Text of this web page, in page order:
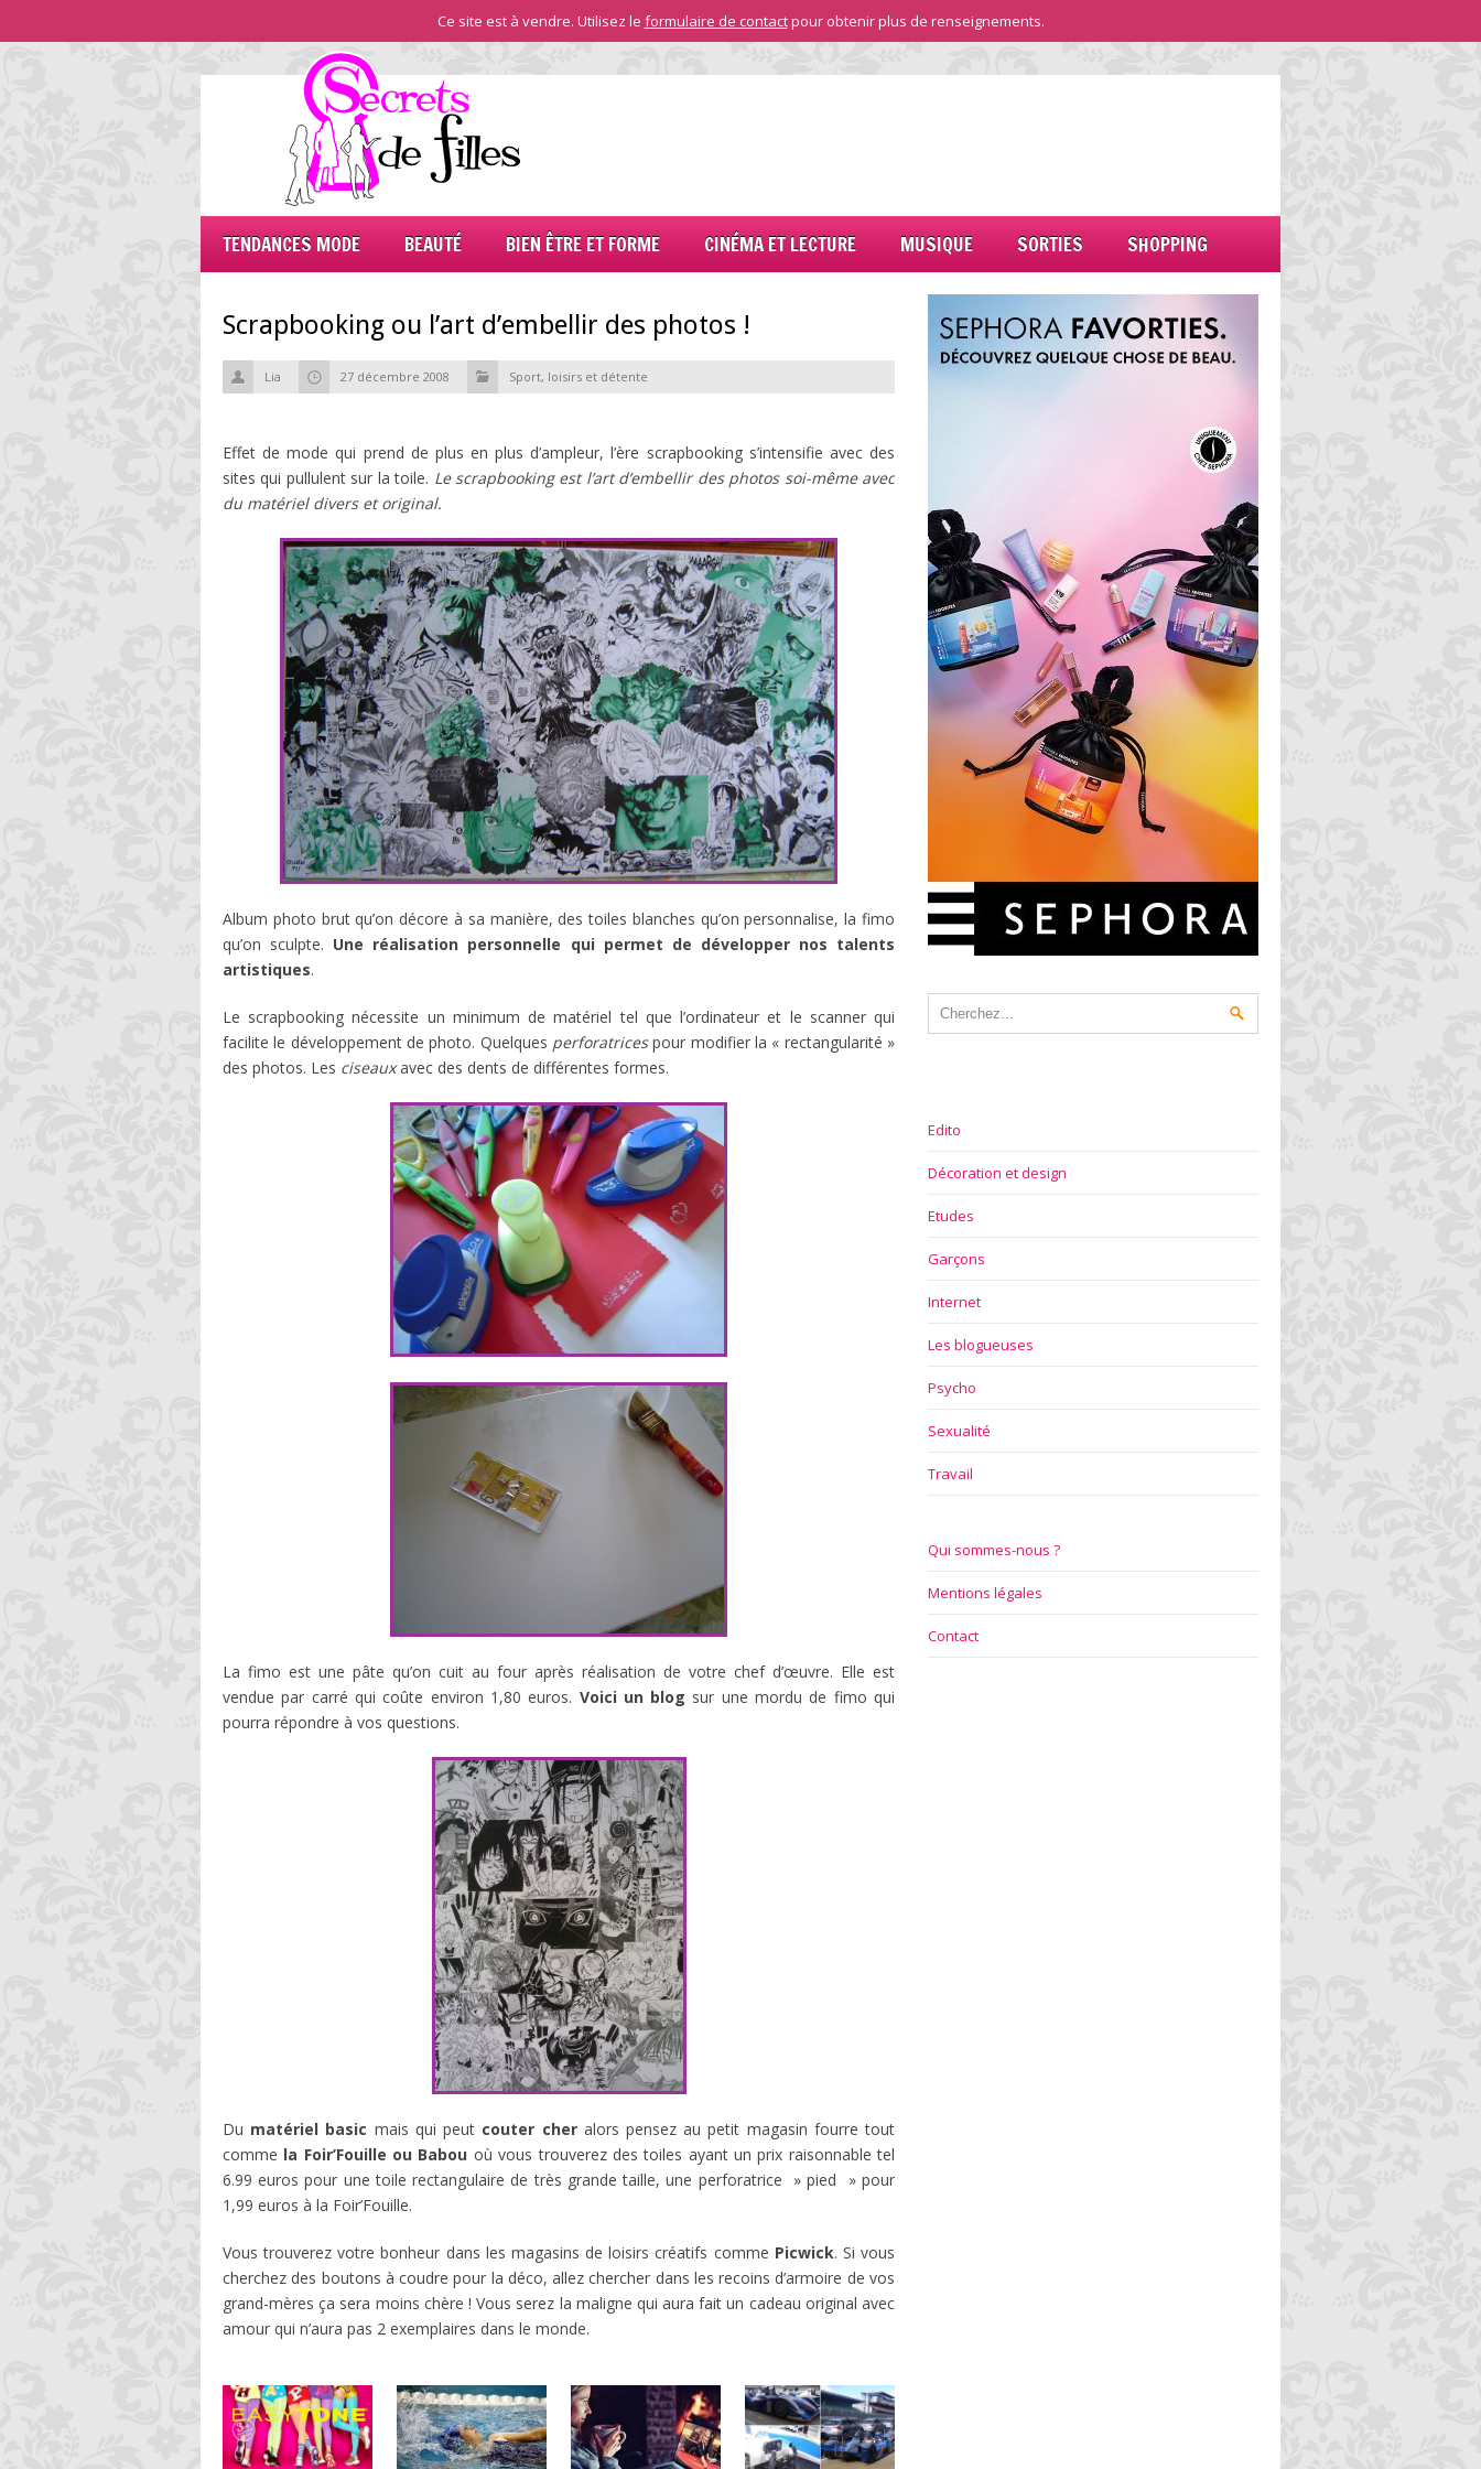
Ce site est à vendre. Utilisez le formulaire de contactpour obtenir plus de renseignements.
TENDANCES MODE BEAUTÉ BIEN ÊTRE ET FORME CINÉMA ET LECTURE MUSIQUE SORTIES SHOPPING
Scrapbooking ou l’art d’embellir des photos !
Lia 27 décembre 2008 Sport, loisirs et détente
Effet de mode qui prend de plus en plus d’ampleur, l’ère scrapbooking s’intensifie avec des
sites qui pullulent sur la toile. Le scrapbooking est l’art d’embellir des photos soi-même avec
du matériel divers et original.
Album photo brut qu’on décore à sa manière, des toiles blanches qu’on personnalise, la fimo
qu’on sculpte. Une réalisation personnelle qui permet de développer nos talents
artistiques.
Le scrapbooking nécessite un minimum de matériel tel que l’ordinateur et le scanner qui
facilite le développement de photo. Quelques perforatricespour modifier la « rectangularité »
des photos. Les ciseauxavec des dents de différentes formes.
La fimo est une pâte qu’on cuit au four après réalisation de votre chef d’œuvre. Elle est
vendue par carré qui coûte environ 1,80 euros. Voici un blog sur une mordu de fimo qui
pourra répondre à vos questions.
Du matériel basic mais qui peut couter cheralors pensez au petit magasin fourre tout
comme la Foir’Fouille ou Babou où vous trouverez des toiles ayant un prix raisonnable tel
6.99 euros pour une toile rectangulaire de très grande taille, une perforatrice » pied » pour
1,99 euros à la Foir’Fouille.
Vous trouverez votre bonheur dans les magasins de loisirs créatifs comme Picwick. Si vous
cherchez des boutons à coudre pour la déco, allez chercher dans les recoins d’armoire de vos
grand-mères ça sera moins chère ! Vous serez la maligne qui aura fait un cadeau original avec
amour qui n’aura pas 2 exemplaires dans le monde.
Edito
Décoration et design
Etudes
Garçons
Internet
Les blogueuses
Psycho
Sexualité
Travail
Qui sommes-nous ?
Mentions légales
Contact